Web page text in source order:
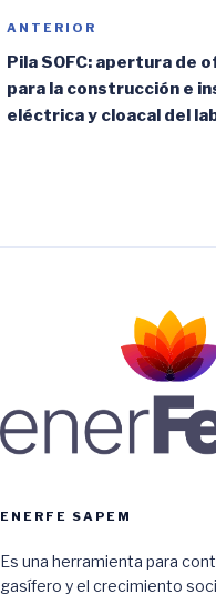
Navegación
de
entradas
Entrada
anterior:
ANTERIOR
Pila SOFC: apertura de
para la construcción e
eléctrica y cloacal del
ENERFE SAPEM
Es una herramienta para
gasífero y el crecimiento